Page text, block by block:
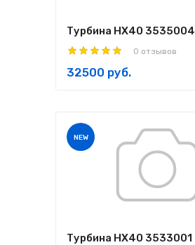
Турбина HX40 3535004
0 отзывов
32500 руб.
NEW
Турбина HX40 3533001